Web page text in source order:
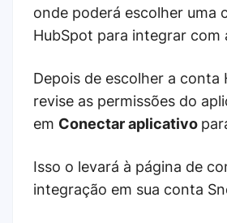
onde poderá escolher uma
HubSpot para integrar com
Depois de escolher a conta
revise as permissões do
em Conectar aplicativo
Isso o levará à página de
integração em sua conta